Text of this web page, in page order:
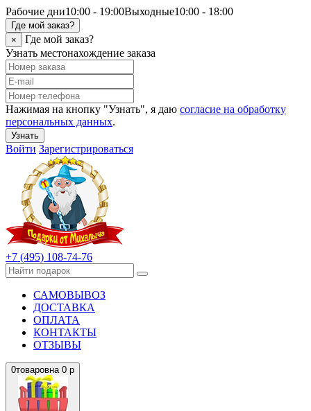
Рабочие дни10:00 - 19:00Выходные10:00 - 18:00
Где мой заказ?
×
Где мой заказ?
Узнать местонахождение заказа
Нажимая на кнопку "Узнать", я даю согласие на обработку
персональных данных.
Узнать
Войти Зарегистрироваться
+7 (495) 108-74-76
САМОВЫВОЗ
ДОСТАВКА
ОПЛАТА
КОНТАКТЫ
ОТЗЫВЫ
0товаровна 0 р